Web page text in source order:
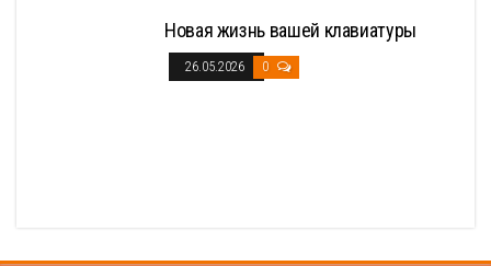
Новая жизнь вашей клавиатуры
26.05.2026 0